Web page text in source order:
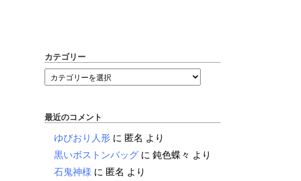
カテゴリー
最近のコメント
ゆびおり人形 に 匿名 より
黒いボストンバッグ に 鈍色蝶々 より
石鬼神様 に 匿名 より